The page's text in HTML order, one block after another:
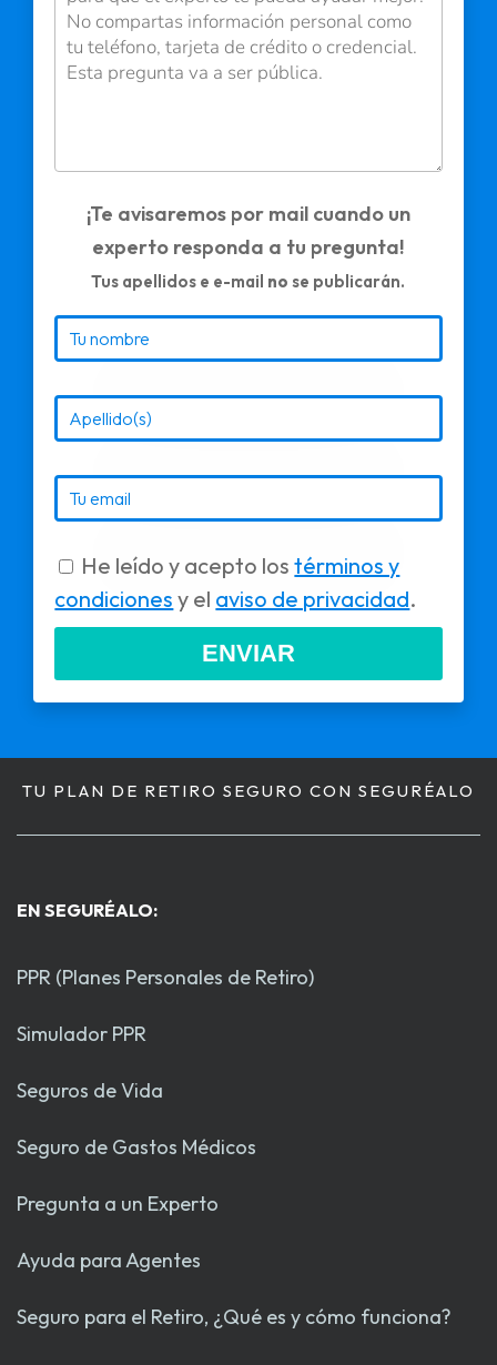
¡Te avisaremos por mail cuando un
experto responda a tu pregunta!
Tus apellidos e e-mail no se publicarán.
He leído y acepto lostérminos y
condiciones y el aviso de privacidad.
ENVIAR
TU PLAN DE RETIRO SEGURO CON SEGURÉALO
EN SEGURÉALO:
PPR (Planes Personales de Retiro)
Simulador PPR
Seguros de Vida
Seguro de Gastos Médicos
Pregunta a un Experto
Ayuda para Agentes
Seguro para el Retiro, ¿Qué es y cómo funciona?